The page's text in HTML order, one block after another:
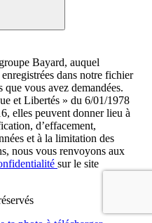
Bayard, auquel
dans notre fichier
vous avez demandées.
et Libertés » du 6/01/1978
elles peuvent donner lieu à
d’effacement,
et à la limitation des
nous vous renvoyons aux
sur le site